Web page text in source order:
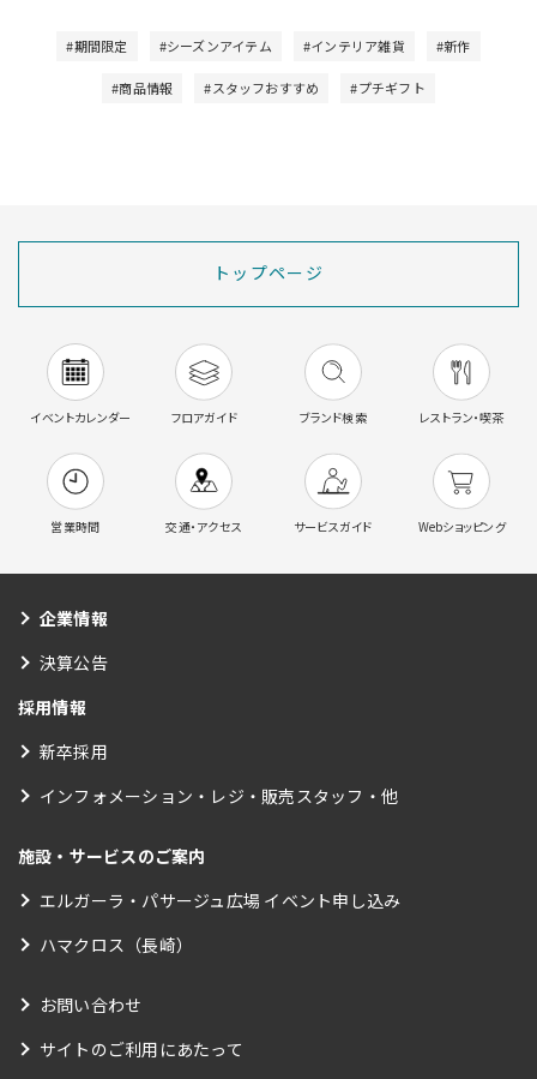
#期間限定 #シーズンアイテム #インテリア雑貨 #新作
#商品情報 #スタッフおすすめ #プチギフト
トップページ
イベントカレンダー フロアガイド ブランド検索 レストラン・喫茶
営業時間 交通・アクセス サービスガイド Webショッピング
企業情報
決算公告
採用情報
新卒採用
インフォメーション・レジ・販売スタッフ・他
施設・サービスのご案内
エルガーラ・パサージュ広場 イベント申し込み
ハマクロス（長崎）
お問い合わせ
サイトのご利用にあたって